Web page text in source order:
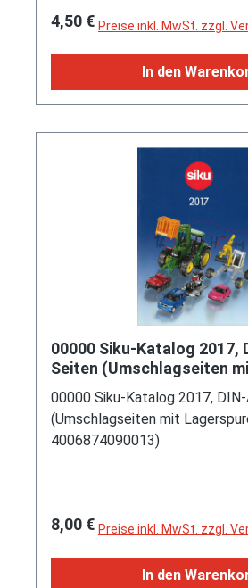
Regulärer Preis:
4,50 € Preise inkl. MwSt. zzgl.
In den
00000 Siku-Katalog 2017,
Seiten (Umschlagseiten
Lagerspuren) (EAN
00000 Siku-Katalog 2017,
(Umschlagseiten mit
4006874090013)
Regulärer Preis:
8,00 € Preise inkl. MwSt. zzgl.
In den